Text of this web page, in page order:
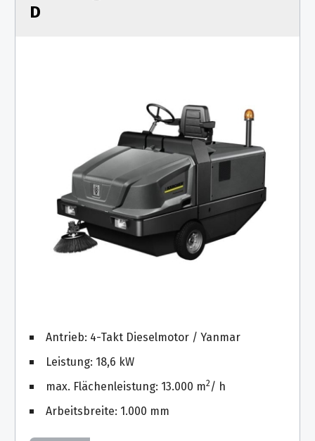
D
Antrieb: 4-Takt Dieselmotor / Yanmar
Leistung: 18,6 kW
max. Flächenleistung: 13.000 m2/ h
Arbeitsbreite: 1.000 mm